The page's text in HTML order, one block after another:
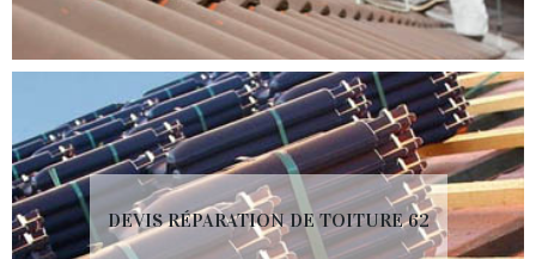
DEVIS RÉPARATION DE TOITURE 62